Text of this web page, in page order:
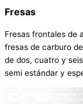
Fresas
Fresas frontales de
fresas de carburo
de dos, cuatro y
semi estándar y